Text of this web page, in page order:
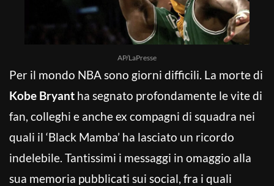
AP/LaPresse
Per il mondo NBA sono giorni difficili. La morte di
Kobe Bryant ha segnato profondamente le vite di
fan, colleghi e anche ex compagni di squadra nei
quali il ‘Black Mamba’ ha lasciato un ricordo
indelebile. Tantissimi i messaggi in omaggio alla
sua memoria pubblicati sui social, fra i quali